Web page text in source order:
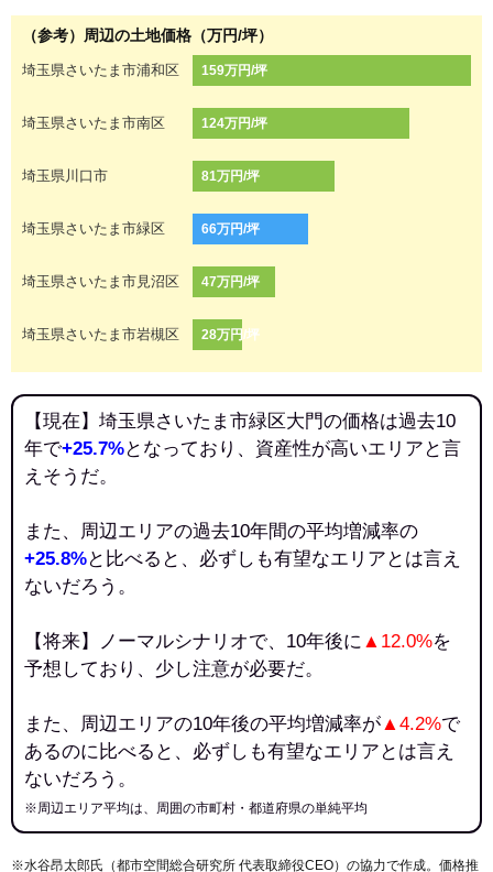
（参考）周辺の土地価格（万円/坪）
埼玉県さいたま市浦和区 159万円/坪
埼玉県さいたま市南区 124万円/坪
埼玉県川口市 81万円/坪
埼玉県さいたま市緑区 66万円/坪
埼玉県さいたま市見沼区 47万円/坪
埼玉県さいたま市岩槻区 28万円/坪
【現在】埼玉県さいたま市緑区大門の価格は過去10
年で+25.7%となっており、資産性が高いエリアと言
えそうだ。
また、周辺エリアの過去10年間の平均増減率の
+25.8%と比べると、必ずしも有望なエリアとは言え
ないだろう。
【将来】ノーマルシナリオで、10年後に ▲12.0%を
予想しており、少し注意が必要だ。
また、周辺エリアの10年後の平均増減率が▲4.2%で
あるのに比べると、必ずしも有望なエリアとは言え
ないだろう。
※周辺エリア平均は、周囲の市町村・都道府県の単純平均
※水谷昂太郎氏（都市空間総合研究所 代表取締役CEO）の協力で作成。価格推